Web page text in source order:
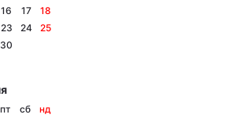
16 17
18
23 24
25
30
пт сб
нд